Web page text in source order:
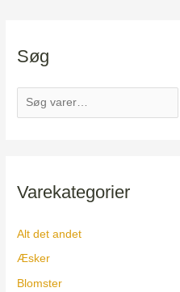
Søg
ø
f
rVarekategorier
Alt det andet
Æsker
Blomster